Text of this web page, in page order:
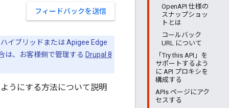
OpenAPI 仕様の
スナップショッ
トとは
コールバック
URL について
「Try this API」を
サポートするよう
に API プロキシを
構成する
APIs ページにアク
セスする
フィードバックを送信
イブリッドまたは Apigee Edge
は、お客様側で管理する Drupal 8
うにする方法について説明